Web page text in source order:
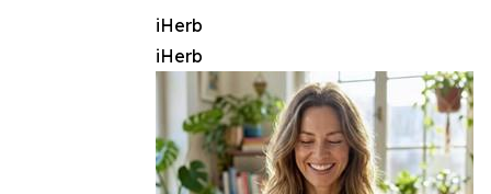
iHerb
iHerb